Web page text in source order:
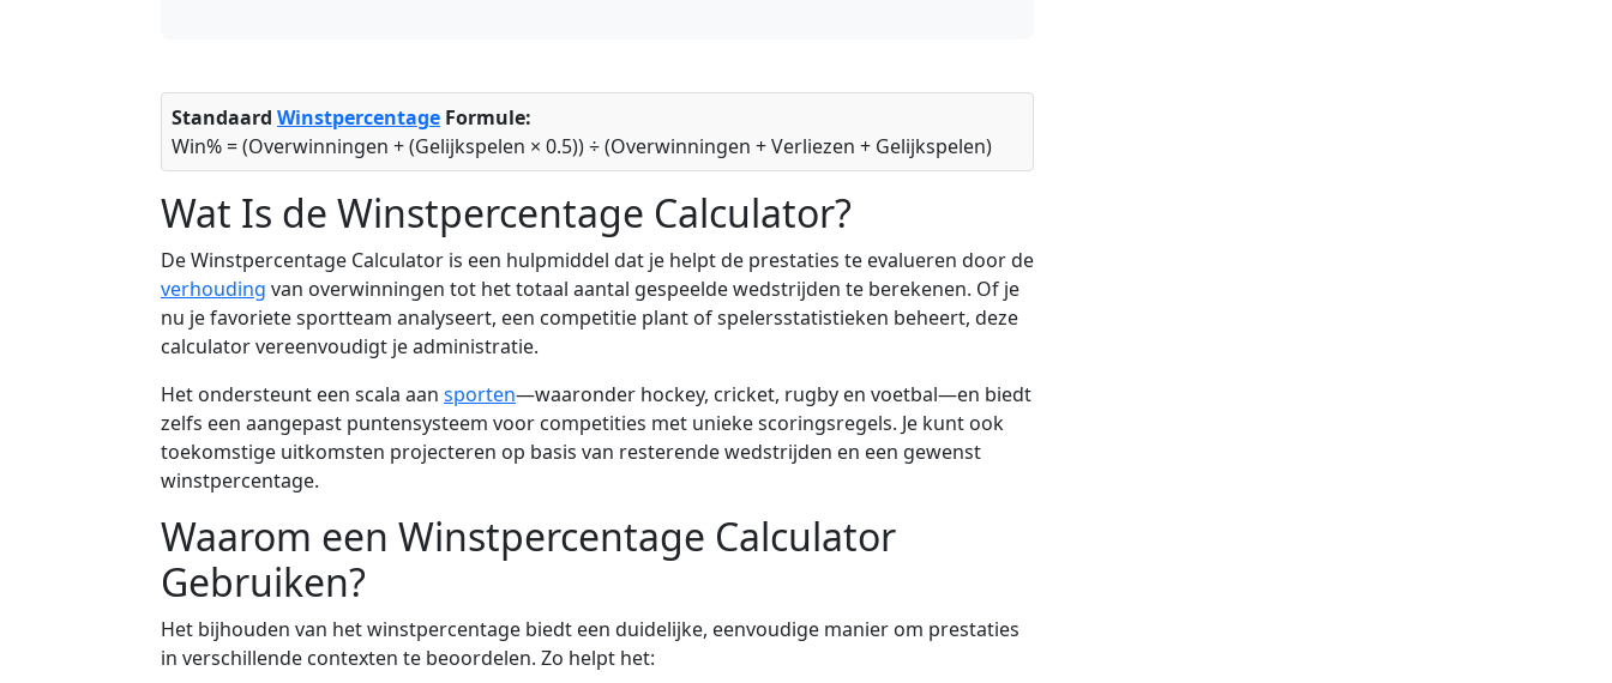
Standaard Winstpercentage Formule:
Win% = (Overwinningen + (Gelijkspelen × 0.5)) ÷ (Overwinningen + Verliezen + Gelijkspelen)
Wat Is de Winstpercentage Calculator?
De Winstpercentage Calculator is een hulpmiddel dat je helpt de prestaties te evalueren door de
verhouding van overwinningen tot het totaal aantal gespeelde wedstrijden te berekenen. Of je
nu je favoriete sportteam analyseert, een competitie plant of spelersstatistieken beheert, deze
calculator vereenvoudigt je administratie.
Het ondersteunt een scala aan sporten—waaronder hockey, cricket, rugby en voetbal—en biedt
zelfs een aangepast puntensysteem voor competities met unieke scoringsregels. Je kunt ook
toekomstige uitkomsten projecteren op basis van resterende wedstrijden en een gewenst
winstpercentage.
Waarom een Winstpercentage Calculator
Gebruiken?
Het bijhouden van het winstpercentage biedt een duidelijke, eenvoudige manier om prestaties
in verschillende contexten te beoordelen. Zo helpt het: